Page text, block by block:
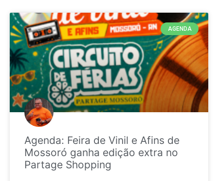
AGENDA
Agenda: Feira de Vinil e Afins de
Mossoró ganha edição extra no
Partage Shopping